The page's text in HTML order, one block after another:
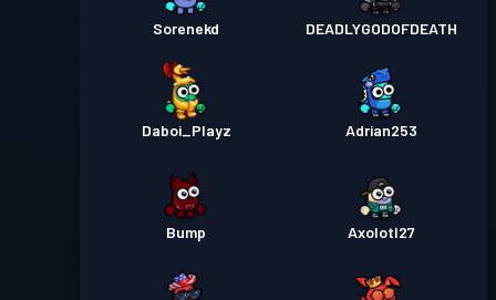
Sorenekd DEADLYGODOFDEATH
Daboi_Playz Adrian253
Bump Axolotl27